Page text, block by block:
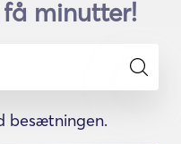
minutter!
besætningen.